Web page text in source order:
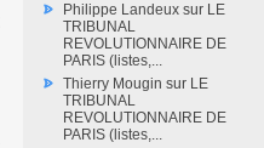
Philippe Landeuxsur LE
TRIBUNAL
REVOLUTIONNAIRE DE
PARIS (listes,...
Thierry Mougin sur LE
TRIBUNAL
REVOLUTIONNAIRE DE
PARIS (listes,...